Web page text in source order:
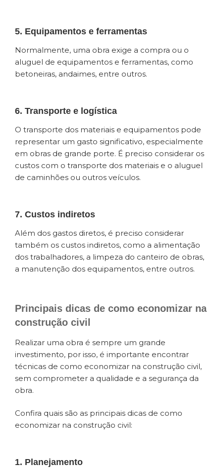
5. Equipamentos e ferramentas
Normalmente, uma obra exige a compra ou o
aluguel de equipamentos e ferramentas, como
betoneiras, andaimes, entre outros.
6. Transporte e logística
O transporte dos materiais e equipamentos pode
representar um gasto significativo, especialmente
em obras de grande porte. É preciso considerar os
custos com o transporte dos materiais e o aluguel
de caminhões ou outros veículos.
7. Custos indiretos
Além dos gastos diretos, é preciso considerar
também os custos indiretos, como a alimentação
dos trabalhadores, a limpeza do canteiro de obras,
a manutenção dos equipamentos, entre outros.
Principais dicas de como economizar na
construção civil
Realizar uma obra é sempre um grande
investimento, por isso, é importante encontrar
técnicas de como economizar na construção civil,
sem comprometer a qualidade e a segurança da
obra.
Confira quais são as principais dicas de como
economizar na construção civil:
1. Planejamento